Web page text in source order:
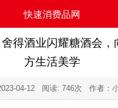
快速消费品网
得酒业闪耀糖酒会，
方生活美学
04-12阅读: 746次 作者：